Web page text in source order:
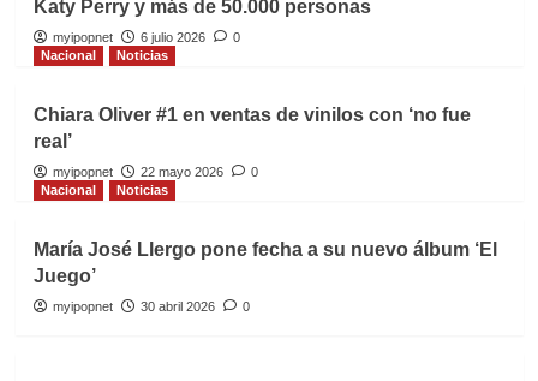
Katy Perry y más de 50.000 personas
myipopnet 6 julio 2026
0
Nacional
Noticias
Chiara Oliver #1 en ventas de vinilos con ‘no fue
real’
myipopnet 22 mayo 2026
0
Nacional
Noticias
María José Llergo pone fecha a su nuevo álbum ‘El
Juego’
myipopnet 30 abril 2026 0